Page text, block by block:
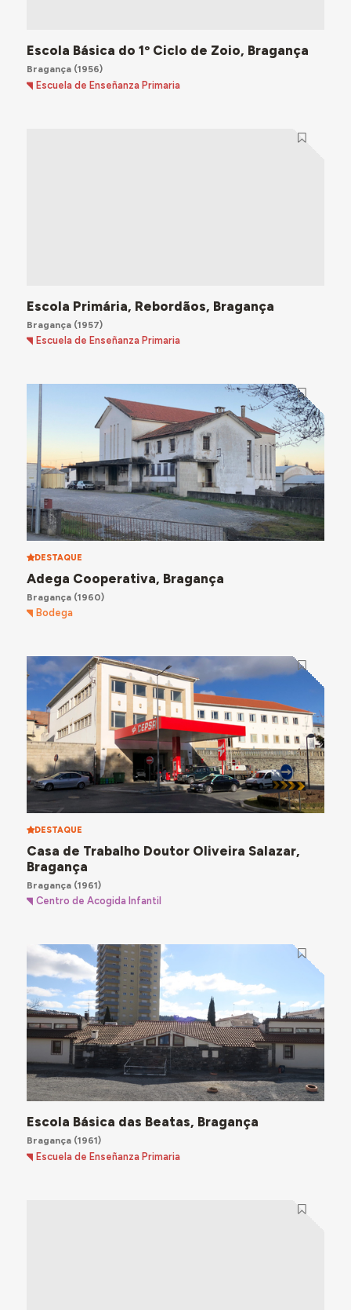
Escola Básica do 1º Ciclo de Zoio, Bragança
Bragança(1956)
Escuela de Enseñanza Primaria
Escola Primária, Rebordãos, Bragança
Bragança(1957)
Escuela de Enseñanza Primaria
DESTAQUE
Adega Cooperativa, Bragança
Bragança(1960)
Bodega
DESTAQUE
Casa de Trabalho Doutor Oliveira Salazar,
Bragança
Bragança(1961)
Centro de Acogida Infantil
Escola Básica das Beatas, Bragança
Bragança(1961)
Escuela de Enseñanza Primaria